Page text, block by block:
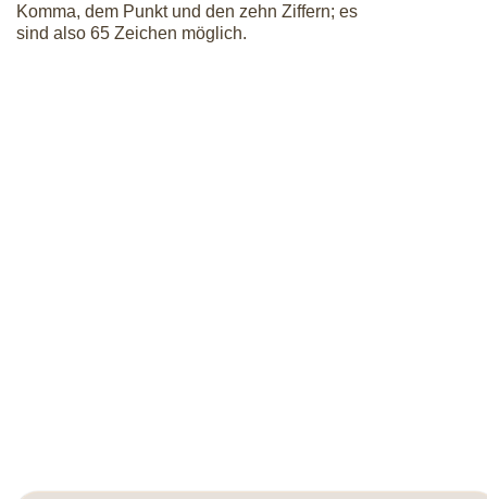
Komma, dem Punkt und den zehn Ziffern; es
sind also 65 Zeichen möglich.